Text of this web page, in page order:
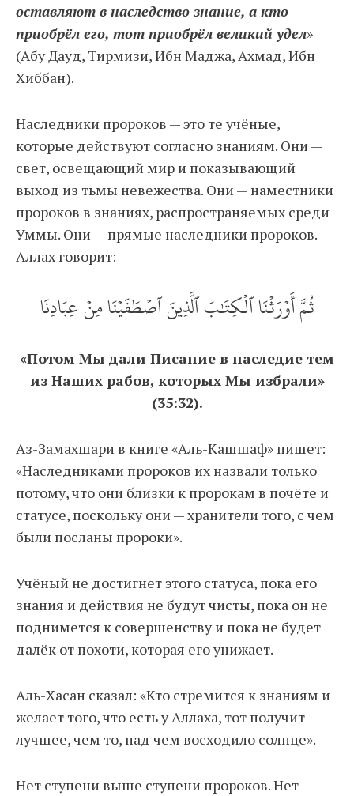
оставляют в наследство знание, а кто
приобрёл его, тот приобрёл великий удел»
(Абу Дауд, Тирмизи, Ибн Маджа, Ахмад, Ибн
Хиббан).
Наследники пророков — это те учёные,
которые действуют согласно знаниям. Они —
свет, освещающий мир и показывающий
выход из тьмы невежества. Они — наместники
пророков в знаниях, распространяемых среди
Уммы. Они — прямые наследники пророков.
Аллах говорит:
ثُمَّ أَوۡرَثۡنَا ٱلۡكِتَٰبَ ٱلَّذِينَ ٱصۡطَفَيۡنَا مِنۡ عِبَادِنَا
«Потом Мы дали Писание в наследие тем
из Наших рабов, которых Мы избрали»
(35:32).
Аз-Замахшари в книге «Аль-Кашшаф» пишет:
«Наследниками пророков их назвали только
потому, что они близки к пророкам в почёте и
статусе, поскольку они — хранители того, с чем
были посланы пророки».
Учёный не достигнет этого статуса, пока его
знания и действия не будут чисты, пока он не
поднимется к совершенству и пока не будет
далёк от похоти, которая его унижает.
Аль-Хасан сказал: «Кто стремится к знаниям и
желает того, что есть у Аллаха, тот получит
лучшее, чем то, над чем восходило солнце».
Нет ступени выше ступени пророков. Нет